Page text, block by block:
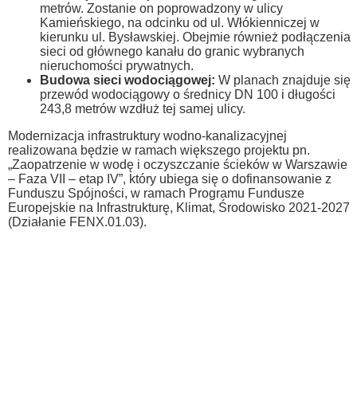
metrów. Zostanie on poprowadzony w ulicy
Kamieńskiego, na odcinku od ul. Włókienniczej w
kierunku ul. Bysławskiej. Obejmie również podłączenia
sieci od głównego kanału do granic wybranych
nieruchomości prywatnych.
Budowa sieci wodociągowej: W planach znajduje się
przewód wodociągowy o średnicy DN 100 i długości
243,8 metrów wzdłuż tej samej ulicy.
Modernizacja infrastruktury wodno-kanalizacyjnej
realizowana będzie w ramach większego projektu pn.
„Zaopatrzenie w wodę i oczyszczanie ścieków w Warszawie
– Faza VII – etap IV”, który ubiega się o dofinansowanie z
Funduszu Spójności, w ramach Programu Fundusze
Europejskie na Infrastrukturę, Klimat, Środowisko 2021-2027
(Działanie FENX.01.03).